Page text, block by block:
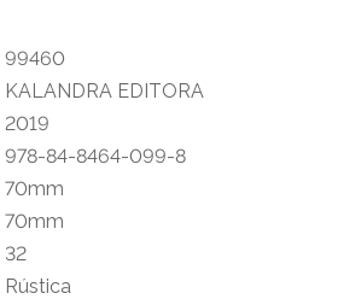
99460
KALANDRA EDITORA
2019
978-84-8464-099-8
70mm
70mm
32
Rústica